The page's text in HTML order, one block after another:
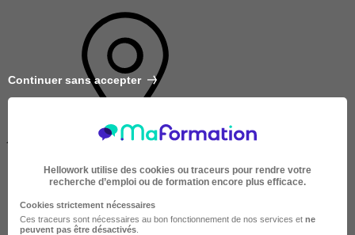
À DISTANCE
Continuer sans accepter
Hellowork utilise des cookies ou traceurs pour rendre votre
recherche d’emploi ou de formation encore plus efficace.
Cookies strictement nécessaires
Ces traceurs sont nécessaires au bon fonctionnement de nos services et ne
peuvent pas être désactivés